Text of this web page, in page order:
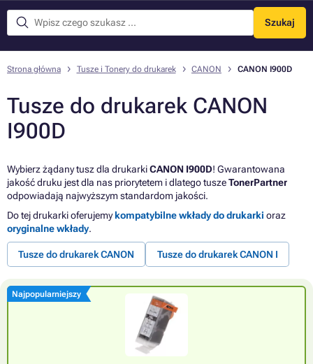
Szukaj
Menu
Strona główna Tusze i Tonery do drukarek CANON CANON I900D
Tusze do drukarek CANON
I900D
Wybierz żądany tusz dla drukarkiCANON I900D! Gwarantowana
jakość druku jest dla nas priorytetem i dlatego tuszeTonerPartner
odpowiadają najwyższym standardom jakości.
Do tej drukarki oferujemykompatybilne wkłady do drukarki oraz
oryginalne wkłady.
Tusze do drukarek CANON Tusze do drukarek CANON I
Najpopularniejszy